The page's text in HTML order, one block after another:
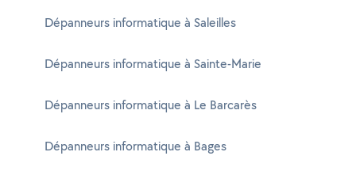
Dépanneurs informatique à Saleilles
Dépanneurs informatique à Sainte-Marie
Dépanneurs informatique à Le Barcarès
Dépanneurs informatique à Bages